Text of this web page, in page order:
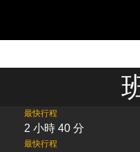
最快行程
2 小時 40 分
最快行程